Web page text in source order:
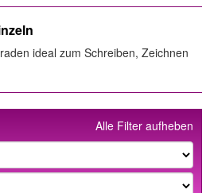
ideal zum Schreiben, Zeichnen
Alle Filter aufheben